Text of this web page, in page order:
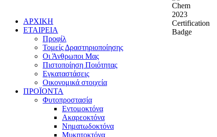
ΑΡΧΙΚΗ
ΕΤΑΙΡΕΙΑ
Προφίλ
Τομείς Δραστηριοποίησης
Οι Άνθρωποι Μας
Πιστοποίηση Ποιότητας
Εγκαταστάσεις
Οικονομικά στοιχεία
ΠΡΟΪΟΝΤΑ
Φυτοπροστασία
Εντομοκτόνα
Ακαρεοκτόνα
Νηματωδοκτόνα
Μυκητοκτόνα